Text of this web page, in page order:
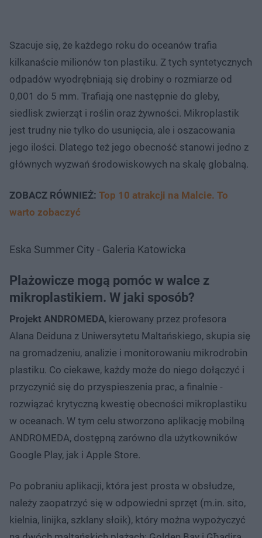
Szacuje się, że każdego roku do oceanów trafia
kilkanaście milionów ton plastiku. Z tych syntetycznych
odpadów wyodrębniają się drobiny o rozmiarze od
0,001 do 5 mm. Trafiają one następnie do gleby,
siedlisk zwierząt i roślin oraz żywności. Mikroplastik
jest trudny nie tylko do usunięcia, ale i oszacowania
jego ilości. Dlatego też jego obecność stanowi jedno z
głównych wyzwań środowiskowych na skalę globalną.
ZOBACZ RÓWNIEŻ: Top 10 atrakcji na Malcie. To
warto zobaczyć
Eska Summer City - Galeria Katowicka
Plażowicze mogą pomóc w walce z
mikroplastikiem. W jaki sposób?
Projekt ANDROMEDA, kierowany przez profesora
Alana Deiduna z Uniwersytetu Maltańskiego, skupia się
na gromadzeniu, analizie i monitorowaniu mikrodrobin
plastiku. Co ciekawe, każdy może do niego dołączyć i
przyczynić się do przyspieszenia prac, a finalnie -
rozwiązać krytyczną kwestię obecności mikroplastiku
w oceanach. W tym celu stworzono aplikację mobilną
ANDROMEDA, dostępną zarówno dla użytkowników
Google Play, jak i Apple Store.
Po pobraniu aplikacji, która jest prosta w obsłudze,
należy zaopatrzyć się w odpowiedni sprzęt (m.in. sito,
kielnia, linijka, szklany słoik), który można wypożyczyć